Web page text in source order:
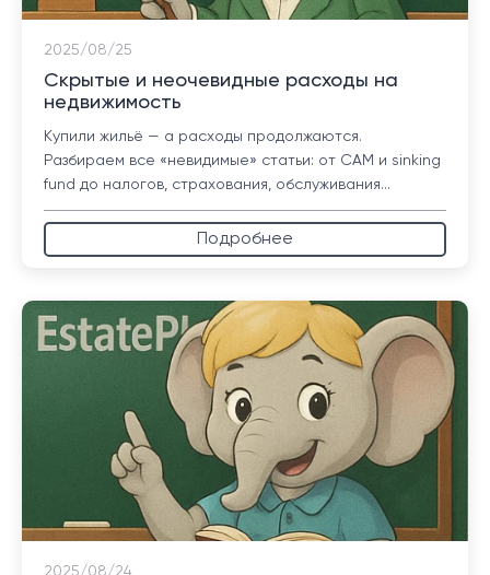
2025/08/25
Скрытые и неочевидные расходы на
недвижимость
Купили жильё — а расходы продолжаются.
Разбираем все «невидимые» статьи: от CAM и sinking
fund до налогов, страхования, обслуживания...
Подробнее
2025/08/24